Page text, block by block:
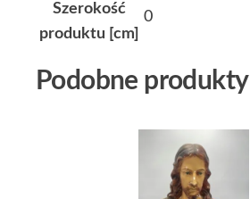
Szerokość
produktu [cm]
0
Podobne produkty